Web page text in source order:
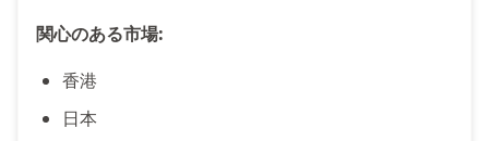
関心のある市場:
香港
日本